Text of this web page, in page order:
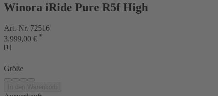
Winora iRide Pure R5f High
Art.-Nr. 72516
3.999,00 € *
[1]
Größe